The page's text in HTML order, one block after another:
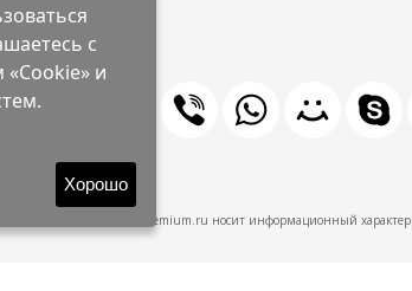
Premium
Shaik-Premium.ru носит информационный
с
и
Хорошо